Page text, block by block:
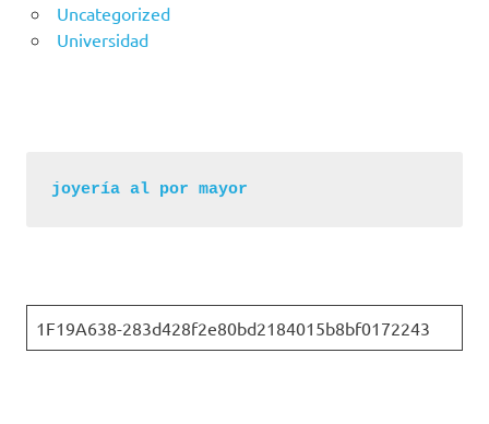
Uncategorized
Universidad
joyería al por mayor
1F19A638-283d428f2e80bd2184015b8bf0172243